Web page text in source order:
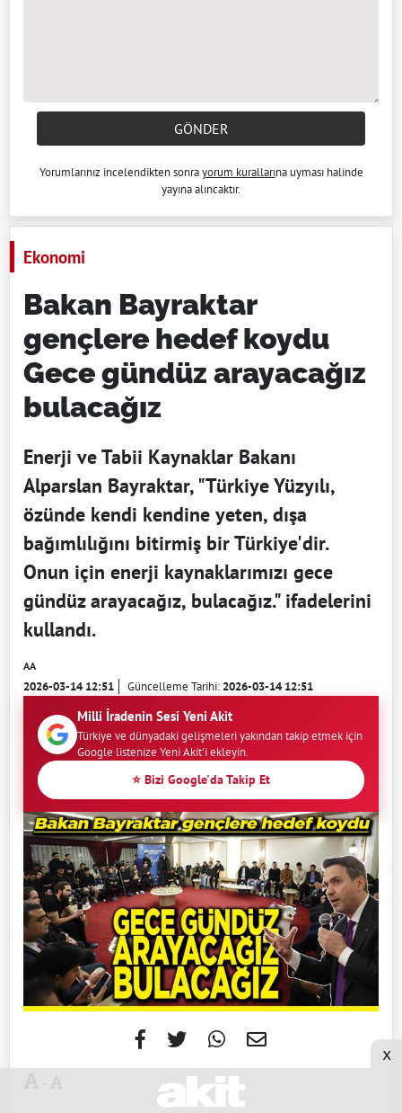
GÖNDER
Yorumlarınız incelendikten sonrayorum kurallarına uyması halinde
yayına alıncaktır.
Ekonomi
Bakan Bayraktar
gençlere hedef koydu
Gece gündüz arayacağız
bulacağız
Enerji ve Tabii Kaynaklar Bakanı
Alparslan Bayraktar, "Türkiye Yüzyılı,
özünde kendi kendine yeten, dışa
bağımlılığını bitirmiş bir Türkiye'dir.
Onun için enerji kaynaklarımızı gece
gündüz arayacağız, bulacağız." ifadelerini
kullandı.
AA
2026-03-14 12:51 Güncelleme Tarihi:2026-03-14 12:51
Milli İradenin Sesi Yeni Akit
Türkiye ve dünyadaki gelişmeleri yakından takip etmek için
Google listenize Yeni Akit'i ekleyin.
⭐ Bizi Google'da Takip Et
x